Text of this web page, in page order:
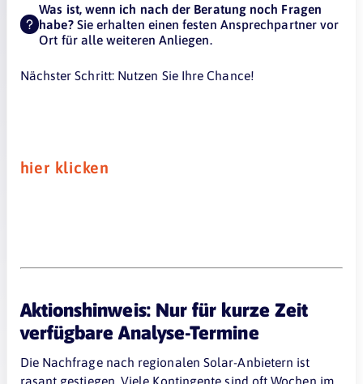
Was ist, wenn ich nach der Beratung noch Fragen
habe?Sie erhalten einen festen Ansprechpartner vor
Ort für alle weiteren Anliegen.
Nächster Schritt: Nutzen Sie Ihre Chance!
hier klicken
Aktionshinweis: Nur für kurze Zeit
verfügbare Analyse-Termine
Die Nachfrage nach regionalen Solar-Anbietern ist
rasant gestiegen. Viele Kontingente sind oft Wochen im